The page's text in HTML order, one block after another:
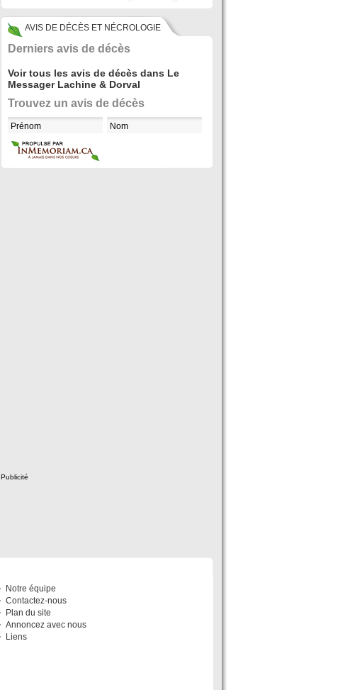
AVIS DE DÉCÈS ET NÉCROLOGIE
Derniers avis de décès
Voir tous les avis de décès dans Le
Messager Lachine & Dorval
Trouvez un avis de décès
Publicité
Notre équipe
Contactez-nous
Plan du site
Annoncez avec nous
Liens